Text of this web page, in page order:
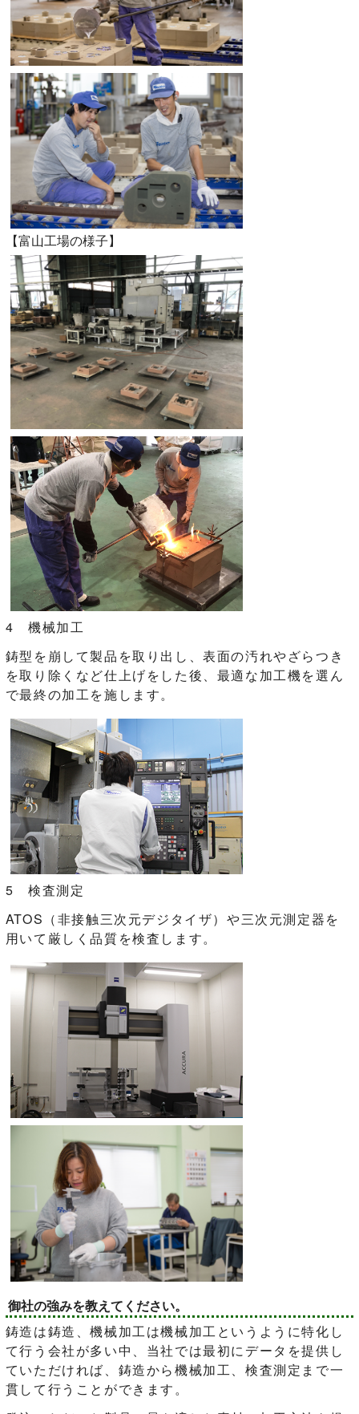
【富山工場の様子】
4 機械加工
鋳型を崩して製品を取り出し、表面の汚れやざらつき
を取り除くなど仕上げをした後、最適な加工機を選ん
で最終の加工を施します。
5 検査測定
ATOS（非接触三次元デジタイザ）や三次元測定器を
用いて厳しく品質を検査します。
御社の強みを教えてください。
鋳造は鋳造、機械加工は機械加工というように特化し
て行う会社が多い中、当社では最初にデータを提供し
ていただければ、鋳造から機械加工、検査測定まで一
貫して行うことができます。